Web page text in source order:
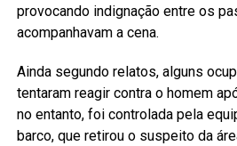
provocando indignação entre os
acompanhavam a cena.
Ainda segundo relatos, alguns
tentaram reagir contra o homem
no entanto, foi controlada pela
barco, que retirou o suspeito da